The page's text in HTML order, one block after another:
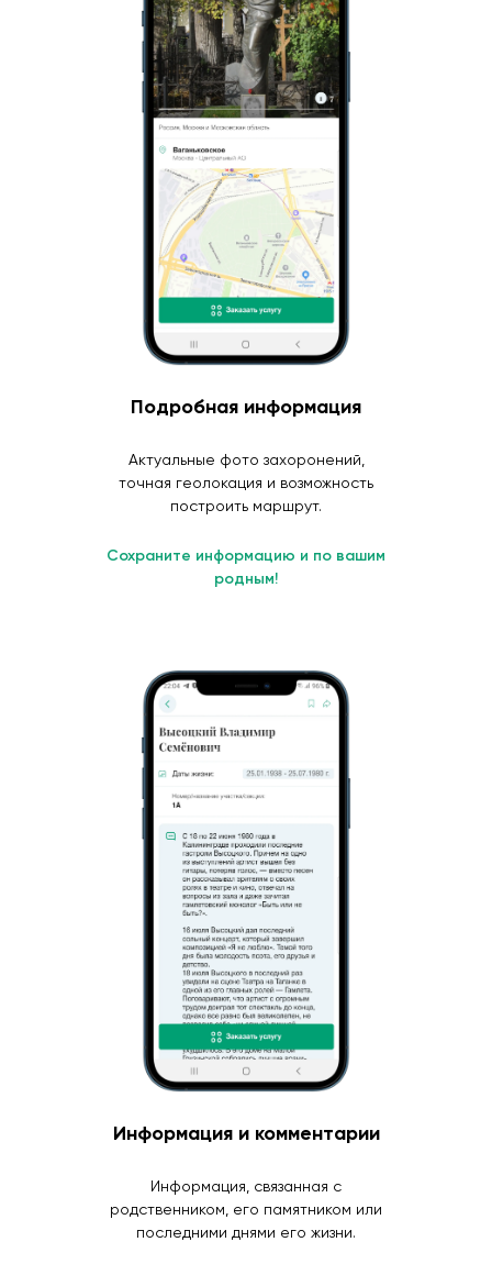
Подробная информация
Актуальные фото захоронений,
точная геолокация и возможность
построить маршрут.
Сохраните информацию и по вашим
родным!
Информация и комментарии
Информация, связанная с
родственником, его памятником или
последними днями его жизни.